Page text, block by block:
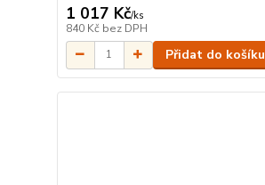
1 017 Kč/ks
840 Kč bez DPH
Přidat do košíku